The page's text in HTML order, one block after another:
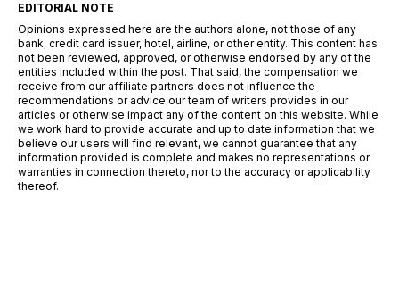
EDITORIAL NOTE
Opinions expressed here are the authors alone, not those of any
bank, credit card issuer, hotel, airline, or other entity. This content has
not been reviewed, approved, or otherwise endorsed by any of the
entities included within the post. That said, the compensation we
receive from our affiliate partners does not influence the
recommendations or advice our team of writers provides in our
articles or otherwise impact any of the content on this website. While
we work hard to provide accurate and up to date information that we
believe our users will find relevant, we cannot guarantee that any
information provided is complete and makes no representations or
warranties in connection thereto, nor to the accuracy or applicability
thereof.